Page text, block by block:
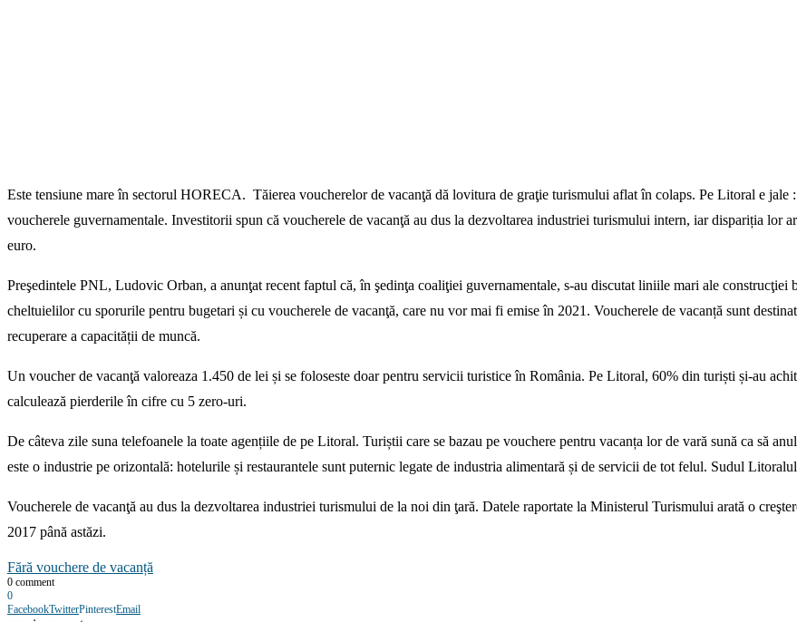
Este tensiune mare în sectorul HORECA. Tăierea voucherelor de vacanţă dă lovitura de graţie turismului aflat în colaps. Pe Litoral e jale
voucherele guvernamentale. Investitorii spun că voucherele de vacanţă au dus la dezvoltarea industriei turismului intern, iar dispariția lor
euro.
Preşedintele PNL, Ludovic Orban, a anunţat recent faptul că, în şedinţa coaliţiei guvernamentale, s-au discutat liniile mari ale construcţiei
cheltuielilor cu sporurile pentru bugetari și cu voucherele de vacanţă, care nu vor mai fi emise în 2021. Voucherele de vacanță sunt
recuperare a capacității de muncă.
Un voucher de vacanţă valoreaza 1.450 de lei și se foloseste doar pentru servicii turistice în România. Pe Litoral, 60% din turiști și-au
calculează pierderile în cifre cu 5 zero-uri.
De câteva zile suna telefoanele la toate agențiile de pe Litoral. Turiștii care se bazau pe vouchere pentru vacanța lor de vară sună ca să
este o industrie pe orizontală: hotelurile și restaurantele sunt puternic legate de industria alimentară și de servicii de tot felul. Sudul
Voucherele de vacanţă au dus la dezvoltarea industriei turismului de la noi din ţară. Datele raportate la Ministerul Turismului arată o
2017 până astăzi.
Fără vouchere de vacanță
0 comment
0
FacebookTwitterPinterestEmail